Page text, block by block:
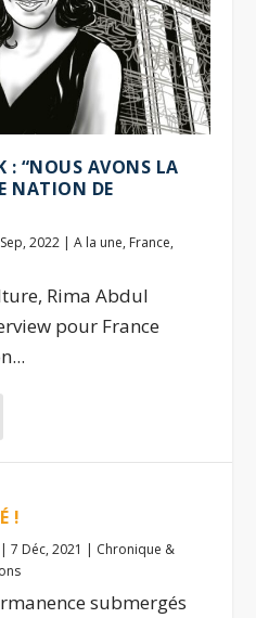
: “NOUS AVONS LA
NATION DE
2022 |A la une, France,
Rima Abdul
pour France
!
|7 Déc, 2021 | Chronique &
submergés